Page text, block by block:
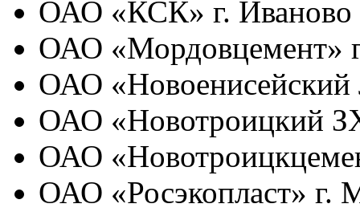
ОАО «КСК» г. Иваново
ОАО «Мордовцемент»
ОАО
ОАО «Новотроицкий
ОАО
ОАО «Росэкопласт» г.